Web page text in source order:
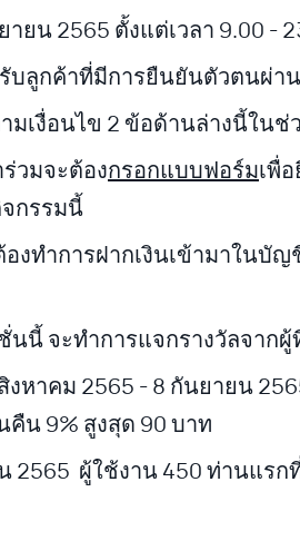
ยน 2565 ตั้งแต่เวลา 9.00 -
บลูกค้าที่มีการยืนยันตัวตนผ่
เงื่อนไข 2 ข้อด้านล่างนี้ในช่
วมจะต้องกรอกแบบฟอร์มเพื่
กรรมนี้
งทำการฝากเงินเข้ามาในบั
นนี้ จะทำการแจกรางวัลจาก
งหาคม 2565 - 8 กันยายน
น 9% สูงสุด 90 บาท
2565 ผู้ใช้งาน 450 ท่านแร